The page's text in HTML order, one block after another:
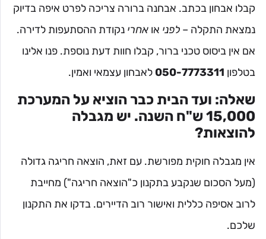
קבלו אבחון בכתב. אבחנה ברורה צריכה לפרט איפה בדיוק
נמצאת התקלה – לפני או אחרי נקודת ההסתעפות לדירה.
אם אין ביסוס טכני ברור, קבלו חוות דעת נוספת. פנו אלינו
בטלפון 050-7773311 לאבחון עצמאי ואמין.
שאלה: ועד הבית כבר הוציא על המערכת
15,000 ש"ח השנה. יש מגבלה
להוצאות?
אין מגבלה חוקית מפורשת. עם זאת, הוצאה חריגה גדולה
(מעל הסכום שנקבע בתקנון כ"הוצאה חריגה") מחייבת
לרוב אסיפה כללית ואישור רוב הדיירים. בדקו את התקנון
שלכם.